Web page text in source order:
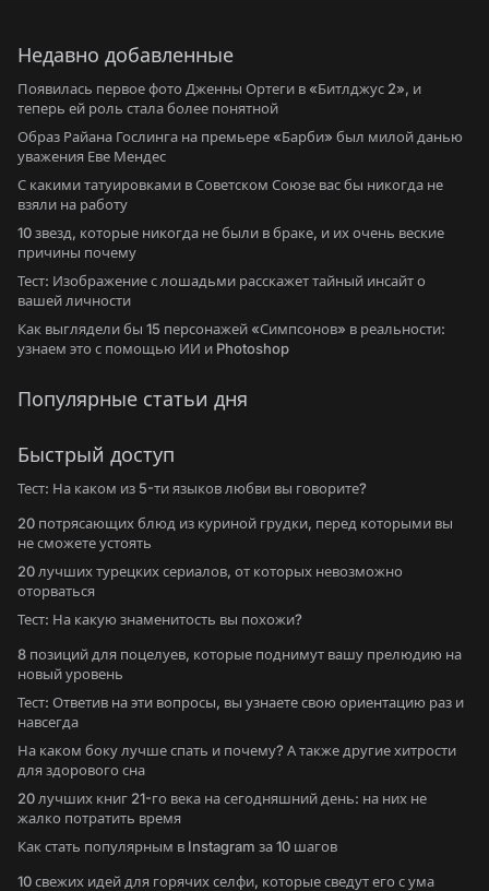
Недавно добавленные
Появилась первое фото Дженны Ортеги в «Битлджус 2», и
теперь ей роль стала более понятной
Образ Райана Гослинга на премьере «Барби» был милой данью
уважения Еве Мендес
С какими татуировками в Советском Союзе вас бы никогда не
взяли на работу
10 звезд, которые никогда не были в браке, и их очень веские
причины почему
Тест: Изображение с лошадьми расскажет тайный инсайт о
вашей личности
Как выглядели бы 15 персонажей «Симпсонов» в реальности:
узнаем это с помощью ИИ и Photoshop
Популярные статьи дня
Быстрый доступ
Тест: На каком из 5-ти языков любви вы говорите?
20 потрясающих блюд из куриной грудки, перед которыми вы
не сможете устоять
20 лучших турецких сериалов, от которых невозможно
оторваться
Тест: На какую знаменитость вы похожи?
8 позиций для поцелуев, которые поднимут вашу прелюдию на
новый уровень
Тест: Ответив на эти вопросы, вы узнаете свою ориентацию раз и
навсегда
На каком боку лучше спать и почему? А также другие хитрости
для здорового сна
20 лучших книг 21-го века на сегодняшний день: на них не
жалко потратить время
Как стать популярным в Instagram за 10 шагов
10 свежих идей для горячих селфи, которые сведут его с ума